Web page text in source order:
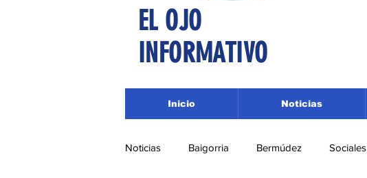
EL OJO
INFORMATIVO
Inicio Noticias
Noticias Baigorria Bermúdez Sociales